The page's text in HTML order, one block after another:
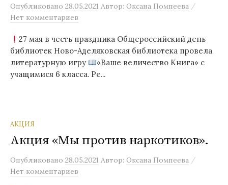
Опубликовано 28.05.2021 Автор: Оксана Помпеева /
Нет комментариев
27 мая в честь праздника Общероссийский день
библиотек Ново-Аделяковская библиотека провела
литературную игру
«Ваше величество Книга» с
учащимися 6 класса. Ре...
АКЦИЯ
Акция «Мы против наркотиков».
Опубликовано 28.05.2021 Автор: Оксана Помпеева /
Нет комментариев